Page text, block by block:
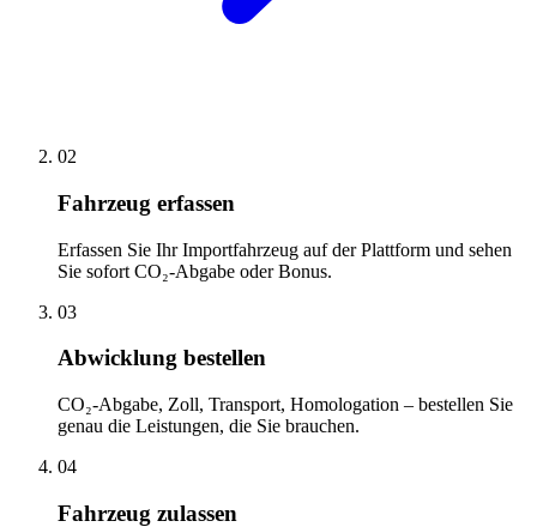
02
Fahrzeug erfassen
Erfassen Sie Ihr Importfahrzeug auf der Plattform und sehen
Sie sofort CO₂-Abgabe oder Bonus.
03
Abwicklung bestellen
CO₂-Abgabe, Zoll, Transport, Homologation – bestellen Sie
genau die Leistungen, die Sie brauchen.
04
Fahrzeug zulassen